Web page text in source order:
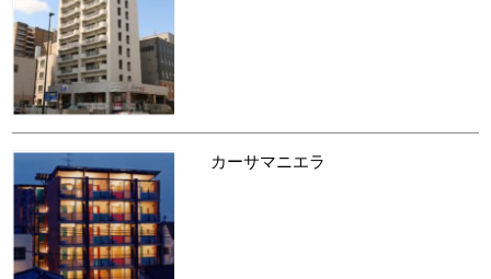
カーサマニエラ